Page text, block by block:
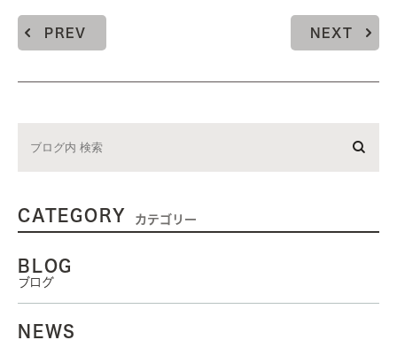
PREV NEXT
CATEGORY カテゴリー
BLOG
ブログ
NEWS